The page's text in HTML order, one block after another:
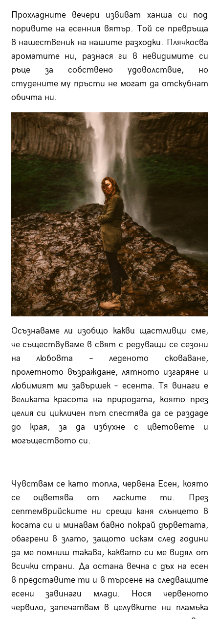
Прохладните вечери извиват ханша си под
поривите на есенния вятър. Той се превръща
в нашественик на нашите разходки. Плячкосва
ароматите ни, разнася ги в невидимите си
ръце за собствено удоволствие, но
студените му пръсти не могат да отскубнат
обичта ни.
Осъзнаваме ли изобщо какви щастливци сме,
че съществуваме в свят с редуващи се сезони
на любовта – леденото сковаване,
пролетното възраждане, лятното изгаряне и
любимият ми завършек – есента. Тя винаги е
великата красота на природата, която през
целия си цикличен път спестява да се раздаде
до края, за да избухне с цветовете и
могъществото си.
Чувствам се като топла, червена Есен, която
се оцветява от ласките ти. През
септемврийските ни срещи каня слънцето в
косата си и минавам бавно покрай дърветата,
обагрени в злато, защото искам след години
да ме помниш такава, каквато си ме видял от
всички страни. Да остана вечна с дъх на есен
в представите ти и в търсене на следващите
есени завинаги млади. Нося червеното
червило, запечатвам в целувките ни пламъка